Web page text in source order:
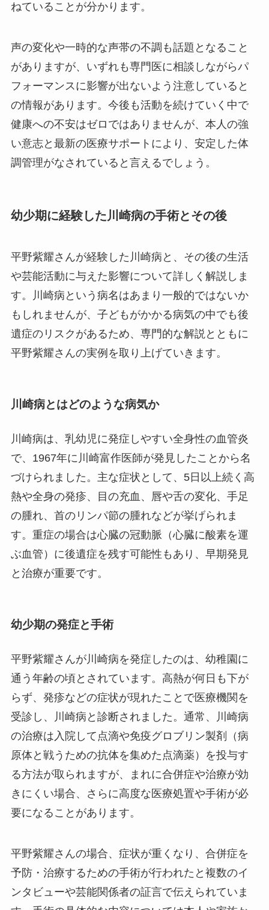
ねていることが分かります。
声の変化や一時的な声帯の不調も話題となること
がありますが、いずれも専門医に相談しながらパ
フォーマンスに影響が出ないよう注意していると
の情報があります。今後も活動を続けていく中で
健康への不安はゼロではありませんが、本人の強
い意志と最新の医療サポートにより、安定した体
調管理がなされていると言えるでしょう。
幼少期に経験した川崎病の手術とその後
平野紫耀さんが経験した川崎病と、その後の生活
や芸能活動に与えた影響について詳しく解説しま
す。川崎病という病名はあまり一般的ではないか
もしれませんが、子どもがかかる病気の中でも後
遺症のリスクがあるため、専門的な解説とともに
平野紫耀さんの実例を取り上げていきます。
川崎病とはどのような病気か
川崎病は、乳幼児に発症しやすい全身性の血管炎
で、1967年に川崎富作医師が発見したことから名
づけられました。主な症状として、5日以上続く高
熱や全身の発疹、目の充血、唇や舌の変化、手足
の腫れ、首のリンパ節の腫れなどが挙げられま
す。重症の場合は心臓の冠動脈（心臓に酸素を運
ぶ血管）に後遺症を残す可能性もあり、早期発見
と治療が重要です。
幼少期の発症と手術
平野紫耀さんが川崎病を発症したのは、幼稚園に
通う年齢の頃とされています。高熱が何日も下が
らず、発疹などの症状が現れたことで医療機関を
受診し、川崎病と診断されました。通常、川崎病
の治療は入院して点滴や免疫グロブリン製剤（病
原体と戦うための抗体を集めた点滴薬）を投与す
る方法が取られますが、まれに合併症や治療が効
きにくい場合、さらに高度な医療処置や手術が必
要になることがあります。
平野紫耀さんの場合、症状が重くなり、合併症を
予防・治療するための手術が行われたと複数のイ
ンタビューや芸能関係者の証言で伝えられていま